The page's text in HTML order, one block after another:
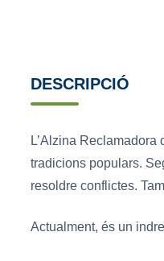
DESCRIPCIÓ
L’Alzina
tradicions populars.
resoldre conflictes.
Actualment, és un